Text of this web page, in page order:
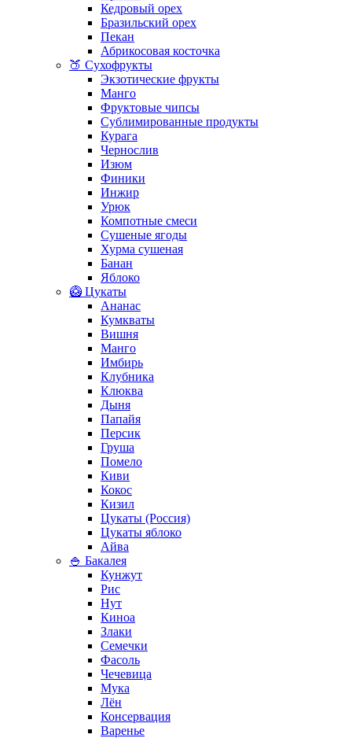
Кедровый орех
Бразильский орех
Пекан
Абрикосовая косточка
🍑 Сухофрукты
Экзотические фрукты
Манго
Фруктовые чипсы
Сублимированные продукты
Курага
Чернослив
Изюм
Финики
Инжир
Урюк
Компотные смеси
Сушеные ягоды
Хурма сушеная
Банан
Яблоко
🥝 Цукаты
Ананас
Кумкваты
Вишня
Манго
Имбирь
Клубника
Клюква
Дыня
Папайя
Персик
Груша
Помело
Киви
Кокос
Кизил
Цукаты (Россия)
Цукаты яблоко
Айва
🍚 Бакалея
Кунжут
Рис
Нут
Киноа
Злаки
Семечки
Фасоль
Чечевица
Мука
Лён
Консервация
Варенье